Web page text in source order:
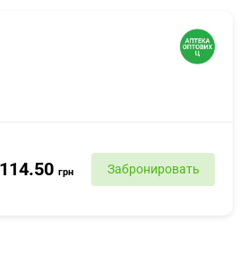
114.50 грн Забронировать